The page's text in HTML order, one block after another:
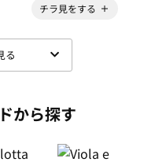
チラ見をする
る
から探す